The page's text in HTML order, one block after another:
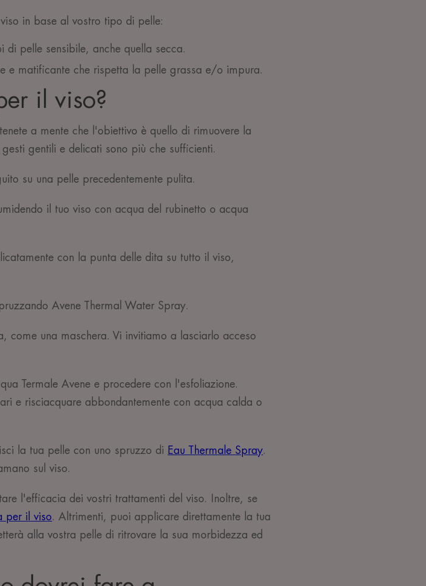
in base al vostro tipo di pelle:
di pelle sensibile, anche quella secca.
e matificante che rispetta la pelle grassa e/o impura.
il viso?
a mente che l'obiettivo è quello di rimuovere la
gentili e delicati sono più che sufficienti.
su una pelle precedentemente pulita.
il tuo viso con acqua del rubinetto o acqua
con la punta delle dita su tutto il viso,
Avene Thermal Water Spray.
come una maschera. Vi invitiamo a lasciarlo acceso
Termale Avene e procedere con l'esfoliazione.
e risciacquare abbondantemente con acqua calda o
la tua pelle con uno spruzzo di Eau Thermale Spray.
sul viso.
l'efficacia dei vostri trattamenti del viso. Inoltre, se
per il viso. Altrimenti, puoi applicare direttamente la tua
alla vostra pelle di ritrovare la sua morbidezza ed